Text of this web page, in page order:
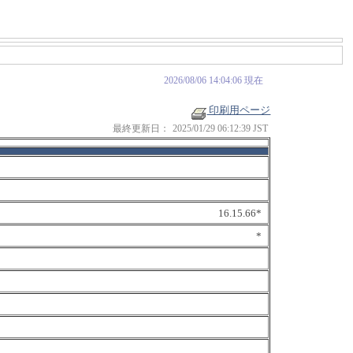
2026/08/06 14:04:06 現在
印刷用ページ
最終更新日： 2025/01/29 06:12:39 JST
16.15.66*
*